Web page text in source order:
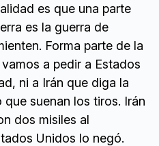
es que una parte
es la guerra de
Forma parte de la
a pedir a Estados
ni a Irán que diga la
suenan los tiros. Irán
dos misiles al
Unidos lo negó.